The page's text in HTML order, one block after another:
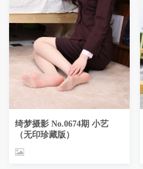
绮梦摄影 No.0674期 小艺
（无印珍藏版）